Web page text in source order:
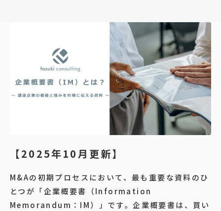
【2025年10月更新】
M&Aの初期プロセスにおいて、最も重要な資料のひ
とつが「企業概要書（Information
Memorandum：IM）」です。企業概要書は、買い